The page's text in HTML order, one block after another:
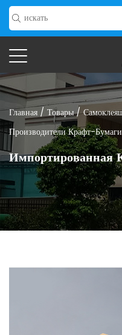
Главная /Товары/
Производители Крафт-Бумаги
Импортированная